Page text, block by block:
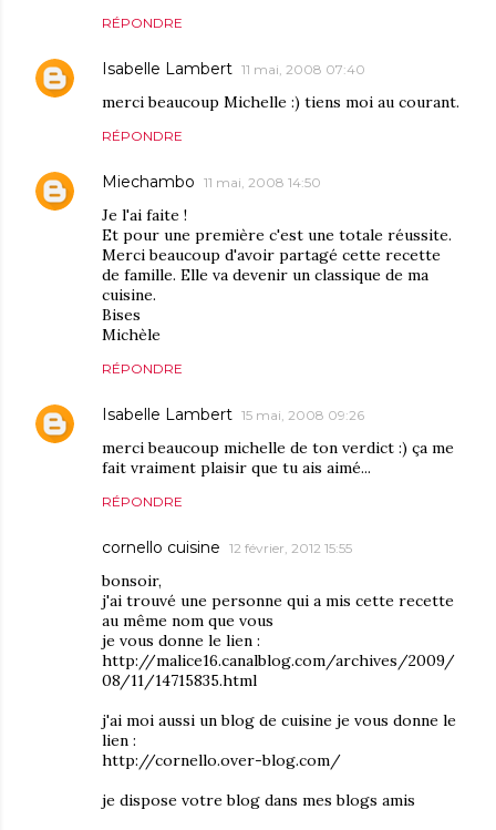
RÉPONDRE
Isabelle Lambert 11 mai, 2008 07:40
merci beaucoup Michelle :) tiens moi au courant.
RÉPONDRE
Miechambo 11 mai, 2008 14:50
Je l'ai faite !
Et pour une première c'est une totale réussite.
Merci beaucoup d'avoir partagé cette recette
de famille. Elle va devenir un classique de ma
cuisine.
Bises
Michèle
RÉPONDRE
Isabelle Lambert 15 mai, 2008 09:26
merci beaucoup michelle de ton verdict :) ça me
fait vraiment plaisir que tu ais aimé...
RÉPONDRE
cornello cuisine 12 février, 2012 15:55
bonsoir,
j'ai trouvé une personne qui a mis cette recette
au même nom que vous
je vous donne le lien :
http://malice16.canalblog.com/archives/2009/
08/11/14715835.html
j'ai moi aussi un blog de cuisine je vous donne le
lien :
http://cornello.over-blog.com/
je dispose votre blog dans mes blogs amis